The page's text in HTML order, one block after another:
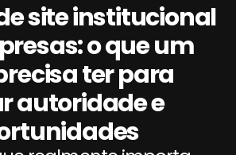
site institucional
o que um
ter para
autoridade e